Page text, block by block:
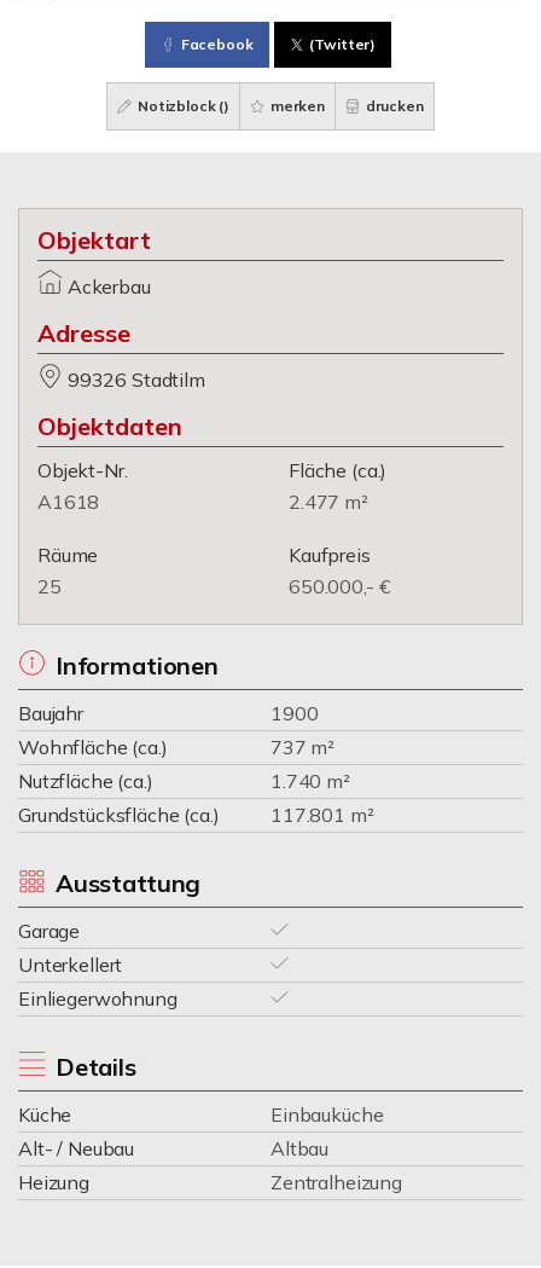
Facebook (Twitter)
Notizblock () merken drucken
Objektart
Ackerbau
Adresse
99326 Stadtilm
Objektdaten
Objekt-Nr.
A1618
Fläche (ca.)
2.477 m²
Räume
25
Kaufpreis
650.000,- €
Informationen
Baujahr
1900
Wohnfläche (ca.)
737 m²
Nutzfläche (ca.)
1.740 m²
Grundstücksfläche (ca.)
117.801 m²
Ausstattung
Garage
Unterkellert
Einliegerwohnung
Details
Küche
Einbauküche
Alt- / Neubau
Altbau
Heizung
Zentralheizung